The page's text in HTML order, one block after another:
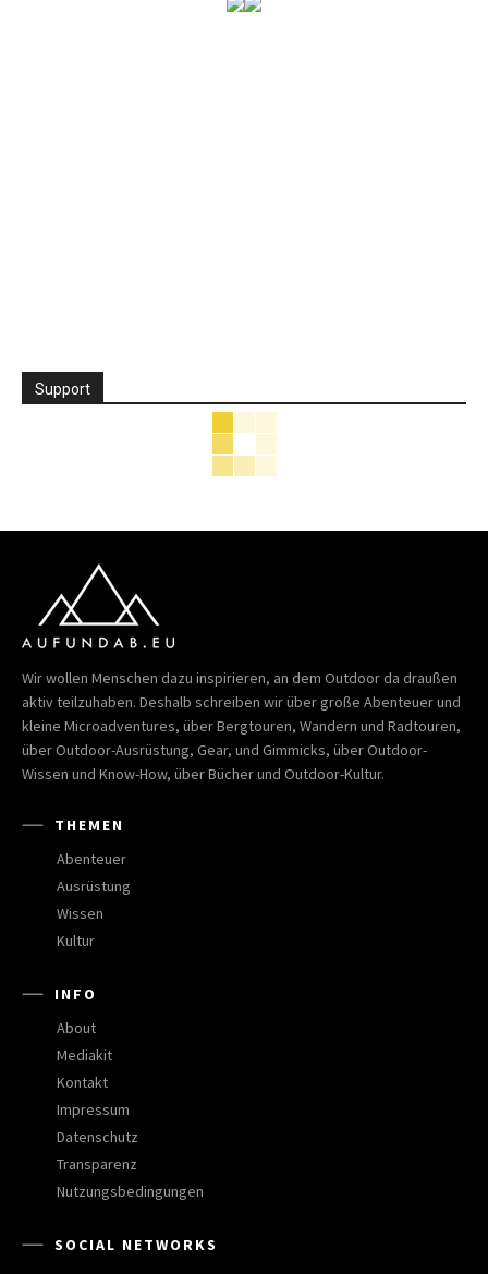
Support
Wir wollen Menschen dazu inspirieren, an dem Outdoor da draußen
aktiv teilzuhaben. Deshalb schreiben wir über große Abenteuer und
kleine Microadventures, über Bergtouren, Wandern und Radtouren,
über Outdoor-Ausrüstung, Gear, und Gimmicks, über Outdoor-
Wissen und Know-How, über Bücher und Outdoor-Kultur.
THEMEN
Abenteuer
Ausrüstung
Wissen
Kultur
INFO
About
Mediakit
Kontakt
Impressum
Datenschutz
Transparenz
Nutzungsbedingungen
SOCIAL NETWORKS